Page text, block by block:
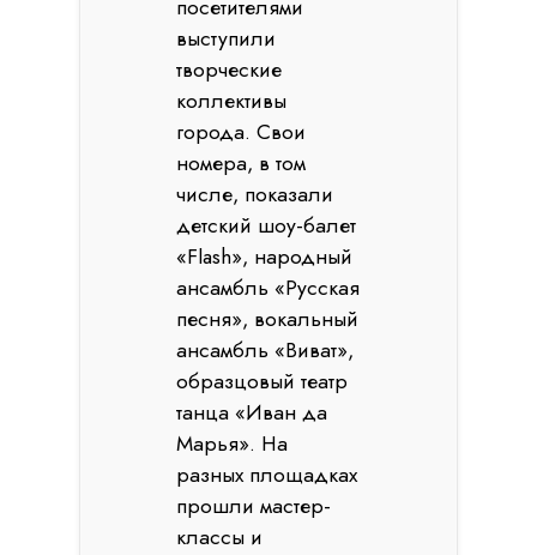
посетителями
выступили
творческие
коллективы
города. Свои
номера, в том
числе, показали
детский шоу-балет
«Flash», народный
ансамбль «Русская
песня», вокальный
ансамбль «Виват»,
образцовый театр
танца «Иван да
Марья». На
разных площадках
прошли мастер-
классы и